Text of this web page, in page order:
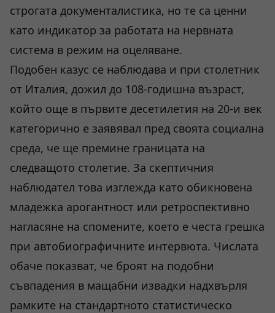
строгата документалистика, но те са ценни
като индикатор за работата на нервната
система в режим на оцеляване.
Подобен казус се наблюдава и при столетник
от Италия, дожил до 108-годишна възраст,
който още в първите десетилетия на 20-и век
категорично е заявявал пред своята социална
среда, че ще премине границата на
следващото столетие. За скептичния
наблюдател това изглежда като обикновена
младежка арогантност или ретроспективно
нагласяне на спомените, което е честа грешка
при автобиографичните интервюта. Числата
обаче показват, че броят на подобни
съвпадения в мащабни извадки надхвърля
рамките на стандартното статистическо